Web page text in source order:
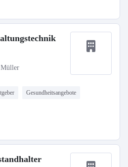
Müller
Gesundheitsangebote